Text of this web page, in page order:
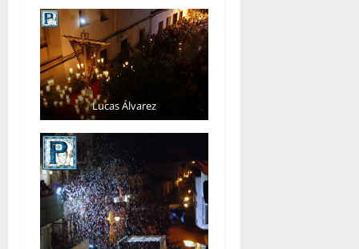
Lucas Álvarez